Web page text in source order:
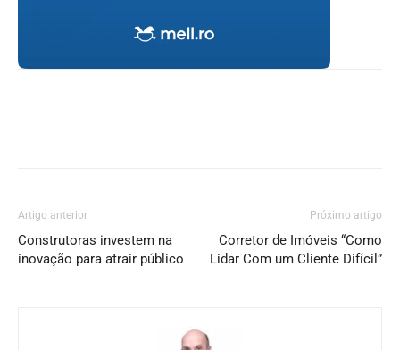
Artigo anterior
Construtoras investem na
inovação para atrair público
Próximo artigo
Corretor de Imóveis “Como
Lidar Com um Cliente Difícil”